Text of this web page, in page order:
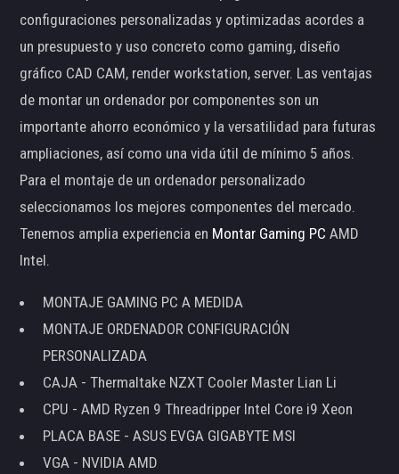
configuraciones personalizadas y optimizadas acordes a
un presupuesto y uso concreto como gaming, diseño
gráfico CAD CAM, render workstation, server. Las ventajas
de montar un ordenador por componentes son un
importante ahorro económico y la versatilidad para futuras
ampliaciones, así como una vida útil de mínimo 5 años.
Para el montaje de un ordenador personalizado
seleccionamos los mejores componentes del mercado.
Tenemos amplia experiencia en Montar Gaming PC AMD
Intel.
MONTAJE GAMING PC A MEDIDA
MONTAJE ORDENADOR CONFIGURACIÓN
PERSONALIZADA
CAJA - Thermaltake NZXT Cooler Master Lian Li
CPU - AMD Ryzen 9 Threadripper Intel Core i9 Xeon
PLACA BASE - ASUS EVGA GIGABYTE MSI
VGA - NVIDIA AMD